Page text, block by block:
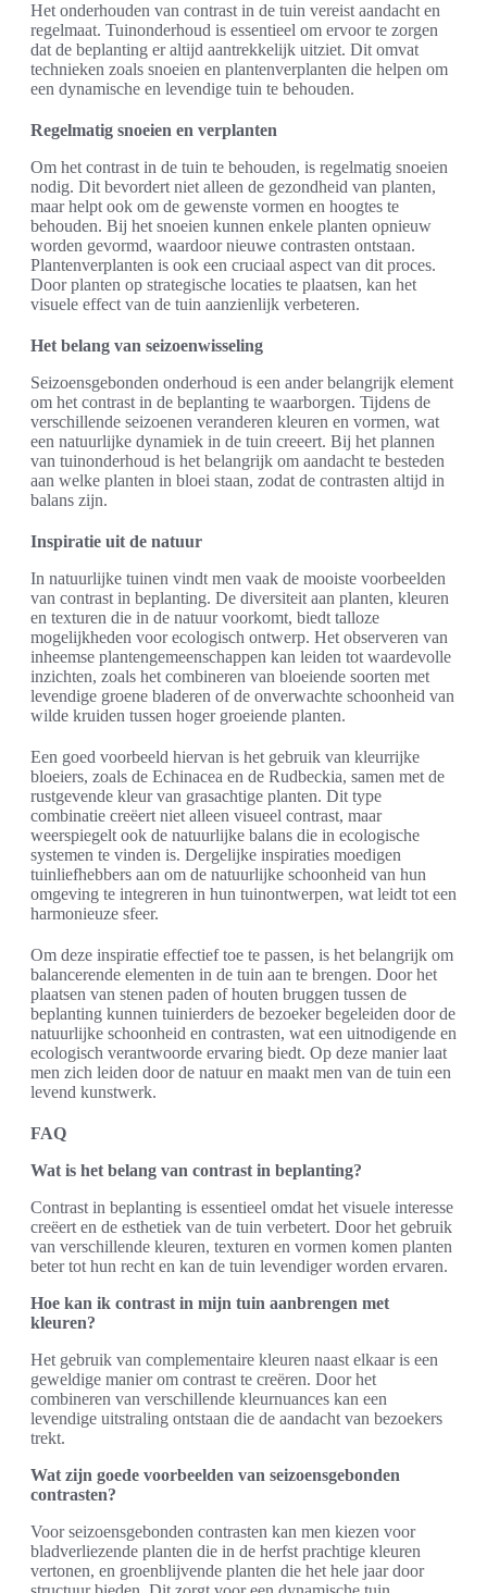
Het onderhouden van contrast in de tuin vereist aandacht en
regelmaat. Tuinonderhoud is essentieel om ervoor te zorgen
dat de beplanting er altijd aantrekkelijk uitziet. Dit omvat
technieken zoals snoeien en plantenverplanten die helpen om
een dynamische en levendige tuin te behouden.
Regelmatig snoeien en verplanten
Om het contrast in de tuin te behouden, is regelmatig snoeien
nodig. Dit bevordert niet alleen de gezondheid van planten,
maar helpt ook om de gewenste vormen en hoogtes te
behouden. Bij het snoeien kunnen enkele planten opnieuw
worden gevormd, waardoor nieuwe contrasten ontstaan.
Plantenverplanten is ook een cruciaal aspect van dit proces.
Door planten op strategische locaties te plaatsen, kan het
visuele effect van de tuin aanzienlijk verbeteren.
Het belang van seizoenwisseling
Seizoensgebonden onderhoud is een ander belangrijk element
om het contrast in de beplanting te waarborgen. Tijdens de
verschillende seizoenen veranderen kleuren en vormen, wat
een natuurlijke dynamiek in de tuin creeert. Bij het plannen
van tuinonderhoud is het belangrijk om aandacht te besteden
aan welke planten in bloei staan, zodat de contrasten altijd in
balans zijn.
Inspiratie uit de natuur
In natuurlijke tuinen vindt men vaak de mooiste voorbeelden
van contrast in beplanting. De diversiteit aan planten, kleuren
en texturen die in de natuur voorkomt, biedt talloze
mogelijkheden voor ecologisch ontwerp. Het observeren van
inheemse plantengemeenschappen kan leiden tot waardevolle
inzichten, zoals het combineren van bloeiende soorten met
levendige groene bladeren of de onverwachte schoonheid van
wilde kruiden tussen hoger groeiende planten.
Een goed voorbeeld hiervan is het gebruik van kleurrijke
bloeiers, zoals de Echinacea en de Rudbeckia, samen met de
rustgevende kleur van grasachtige planten. Dit type
combinatie creëert niet alleen visueel contrast, maar
weerspiegelt ook de natuurlijke balans die in ecologische
systemen te vinden is. Dergelijke inspiraties moedigen
tuinliefhebbers aan om de natuurlijke schoonheid van hun
omgeving te integreren in hun tuinontwerpen, wat leidt tot een
harmonieuze sfeer.
Om deze inspiratie effectief toe te passen, is het belangrijk om
balancerende elementen in de tuin aan te brengen. Door het
plaatsen van stenen paden of houten bruggen tussen de
beplanting kunnen tuinierders de bezoeker begeleiden door de
natuurlijke schoonheid en contrasten, wat een uitnodigende en
ecologisch verantwoorde ervaring biedt. Op deze manier laat
men zich leiden door de natuur en maakt men van de tuin een
levend kunstwerk.
FAQ
Wat is het belang van contrast in beplanting?
Contrast in beplanting is essentieel omdat het visuele interesse
creëert en de esthetiek van de tuin verbetert. Door het gebruik
van verschillende kleuren, texturen en vormen komen planten
beter tot hun recht en kan de tuin levendiger worden ervaren.
Hoe kan ik contrast in mijn tuin aanbrengen met
kleuren?
Het gebruik van complementaire kleuren naast elkaar is een
geweldige manier om contrast te creëren. Door het
combineren van verschillende kleurnuances kan een
levendige uitstraling ontstaan die de aandacht van bezoekers
trekt.
Wat zijn goede voorbeelden van seizoensgebonden
contrasten?
Voor seizoensgebonden contrasten kan men kiezen voor
bladverliezende planten die in de herfst prachtige kleuren
vertonen, en groenblijvende planten die het hele jaar door